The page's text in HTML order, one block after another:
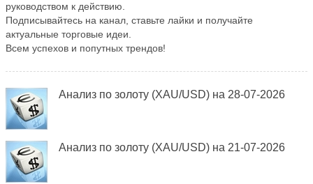
руководством к действию.
Подписывайтесь на канал, ставьте лайки и получайте
актуальные торговые идеи.
Всем успехов и попутных трендов!
Анализ по золоту (XAU/USD) на 28-07-2026
Анализ по золоту (XAU/USD) на 21-07-2026